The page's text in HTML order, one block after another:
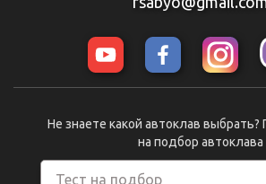
Тест на подбор
Не знаете какой автоклав
на подбор автоклава